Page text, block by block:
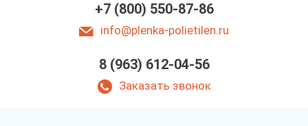
+7 (800) 550-87-86
info@plenka-polietilen.ru
8 (963) 612-04-56
Заказать звонок